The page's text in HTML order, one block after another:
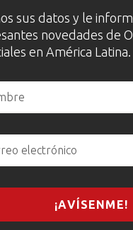
sus datos y le
novedades de
en América Latina.
¡AVÍSENME!